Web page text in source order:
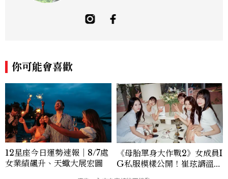
敏銳的觀察力與敘事能力，撰寫出兼具深度
與美感的專題內容，長期關注亞洲娛樂、人
力的跨平台敘事語言。認為好的內容不僅是
記錄時代，更是溫柔的行動——在每一段訪
談與每一篇文章裡，留下值得反覆回味的
光。
你可能會喜歡
12星座今日運勢速報｜8/7處
女業績飆升、天蠍大展宏圖
《母胎單身大作戰2》女成員I
G私服模樣公開！崔玹諝溫柔